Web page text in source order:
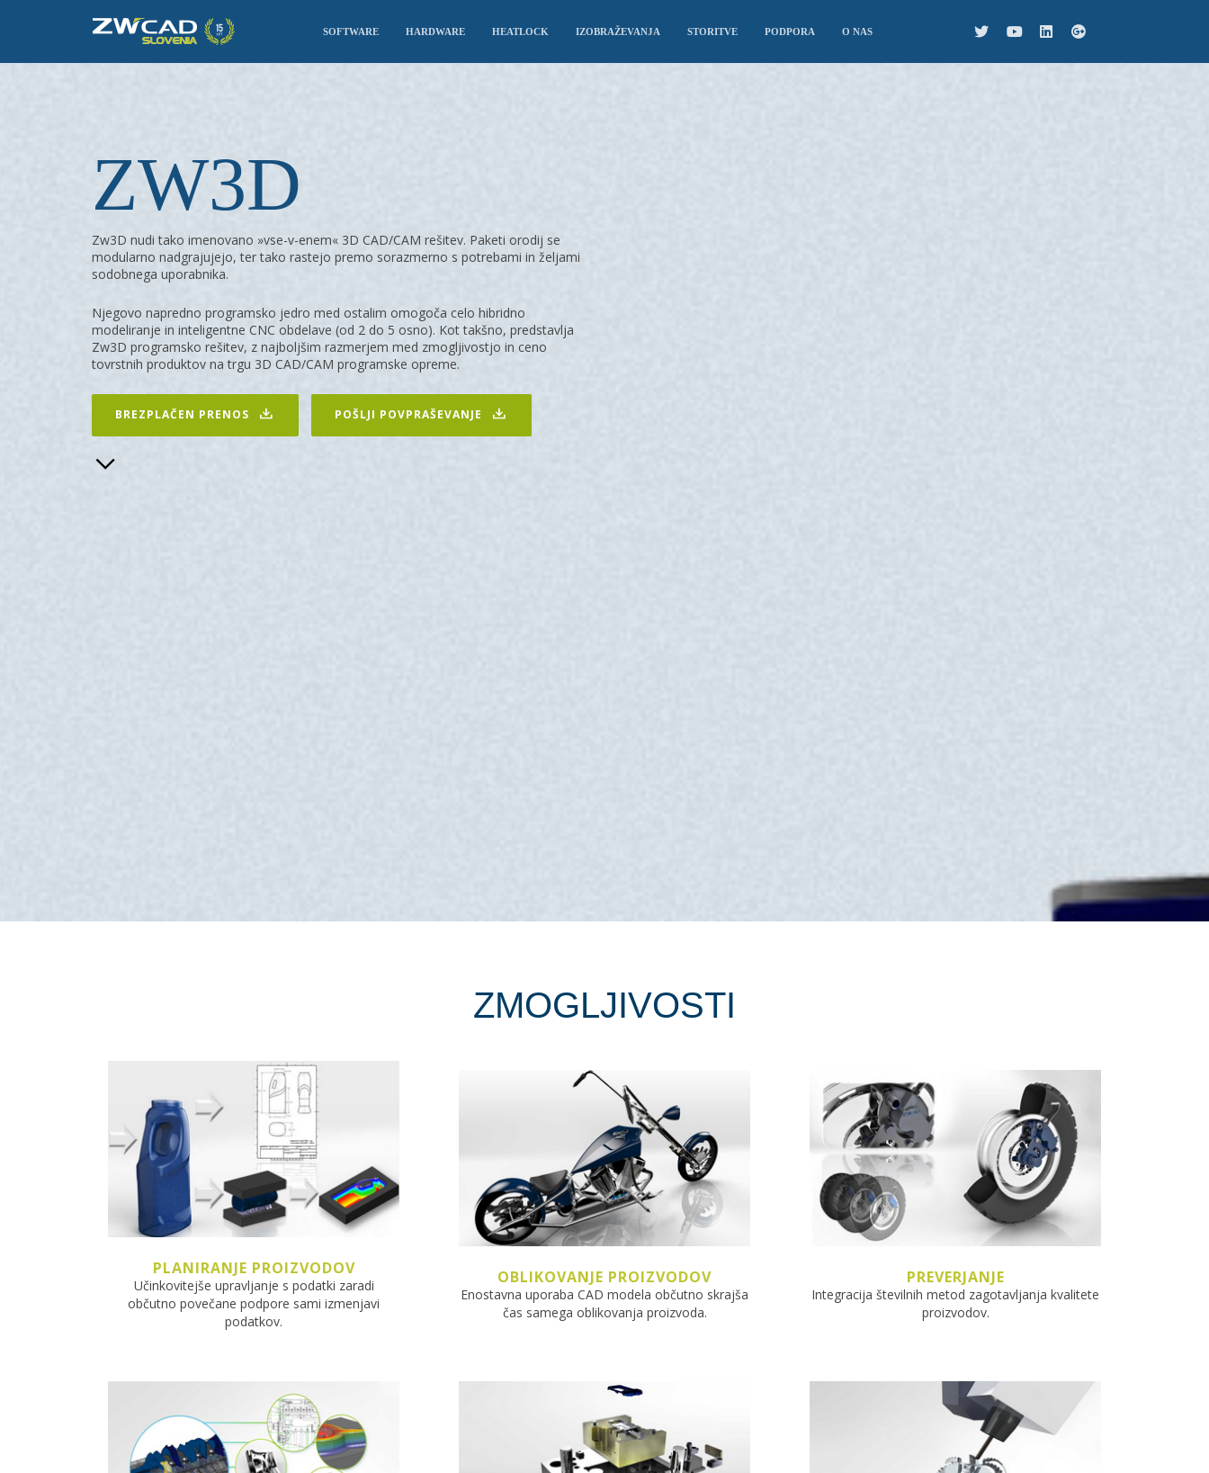
SOFTWARE HARDWARE HEATLOCK IZOBRAŽEVANJA STORITVE PODPORA O NAS
ZW3D
Zw3D nudi tako imenovano »vse-v-enem« 3D CAD/CAM rešitev. Paketi orodij se
modularno nadgrajujejo, ter tako rastejo premo sorazmerno s potrebami in željami
sodobnega uporabnika.
Njegovo napredno programsko jedro med ostalim omogoča celo hibridno
modeliranje in inteligentne CNC obdelave (od 2 do 5 osno). Kot takšno, predstavlja
Zw3D programsko rešitev, z najboljšim razmerjem med zmogljivostjo in ceno
tovrstnih produktov na trgu 3D CAD/CAM programske opreme.
BREZPLAČEN PRENOS POŠLJI POVPRAŠEVANJE
ZMOGLJIVOSTI
PLANIRANJE PROIZVODOV
Učinkovitejše upravljanje s podatki zaradi
občutno povečane podpore sami izmenjavi
podatkov.
OBLIKOVANJE PROIZVODOV
Enostavna uporaba CAD modela občutno skrajša
čas samega oblikovanja proizvoda.
PREVERJANJE
Integracija številnih metod zagotavljanja kvalitete
proizvodov.